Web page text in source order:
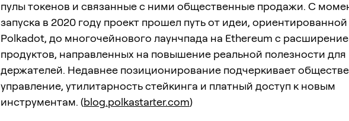
пулы токенов и связанные с ними общественные продажи. С
запуска в 2020 году проект прошел путь от идеи, ориентированной
Polkadot, до многочейнового лаунчпада на Ethereum с
продуктов, направленных на повышение реальной полезности для
держателей. Недавнее позиционирование подчеркивает
управление, утилитарность стейкинга и платный доступ к новым
инструментам. (blog.polkastarter.com)